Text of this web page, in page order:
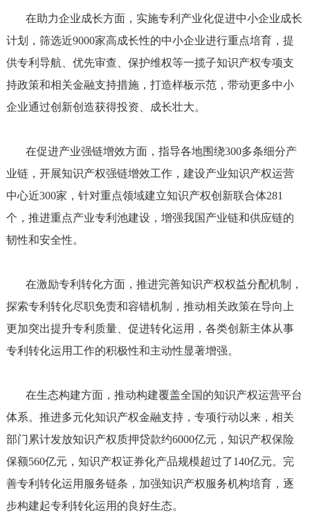
在助力企业成长方面，实施专利产业化促进中小企业成长
计划，筛选近9000家高成长性的中小企业进行重点培育，提
供专利导航、优先审查、保护维权等一揽子知识产权专项支
持政策和相关金融支持措施，打造样板示范，带动更多中小
企业通过创新创造获得投资、成长壮大。
在促进产业强链增效方面，指导各地围绕300多条细分产
业链，开展知识产权强链增效工作，建设产业知识产权运营
中心近300家，针对重点领域建立知识产权创新联合体281
个，推进重点产业专利池建设，增强我国产业链和供应链的
韧性和安全性。
在激励专利转化方面，推进完善知识产权权益分配机制，
探索专利转化尽职免责和容错机制，推动相关政策在导向上
更加突出提升专利质量、促进转化运用，各类创新主体从事
专利转化运用工作的积极性和主动性显著增强。
在生态构建方面，推动构建覆盖全国的知识产权运营平台
体系。推进多元化知识产权金融支持，专项行动以来，相关
部门累计发放知识产权质押贷款约6000亿元，知识产权保险
保额560亿元，知识产权证券化产品规模超过了140亿元。完
善专利转化运用服务链条，加强知识产权服务机构培育，逐
步构建起专利转化运用的良好生态。